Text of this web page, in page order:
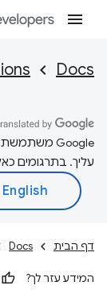
Docs
עליך. בתרגומים
דף הבית Docs
המידע עזר לך?